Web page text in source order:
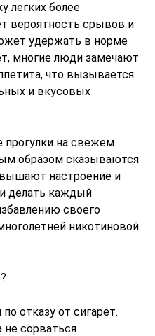
легких более
вероятность срывов и
удержать в норме
многие люди замечают
что вызывается
и вкусовых
на свежем
образом сказываются
настроение и
делать каждый
своего
никотиновой
отказу от сигарет.
не сорваться.